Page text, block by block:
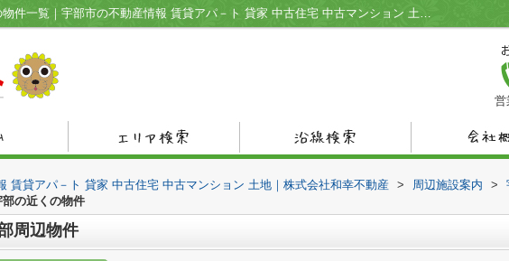
丸亀製麺宇部周辺の物件一覧｜宇部市の不動産情報 賃貸アパ－ト 貸家 中古住宅 中古マンション 土地｜株式会社和幸不動産
営
賃貸アパ－ト 貸家 中古住宅 中古マンション 土地｜株式会社和幸不動産 > 周辺施設案内 >
の近くの物件
周辺物件